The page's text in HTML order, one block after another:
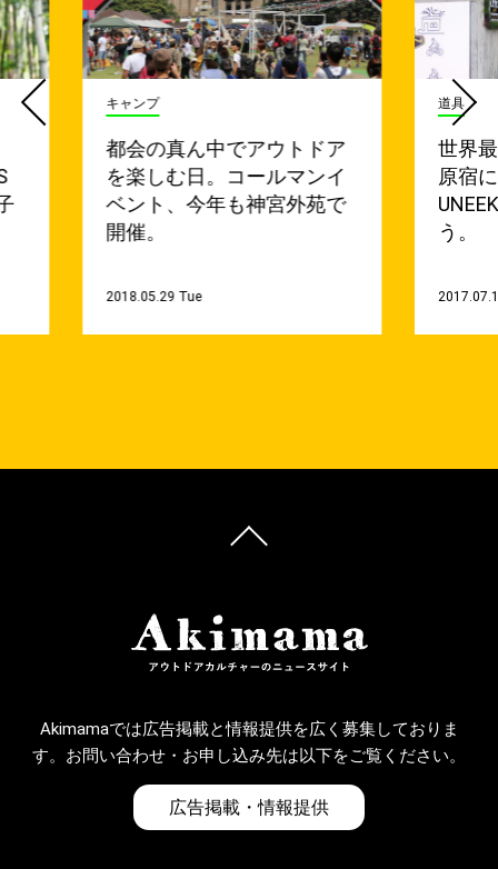
キャンプ
都会の真ん中でアウトドア
を楽しむ日。コールマンイ
ベント、今年も神宮外苑で
開催。
2018.05.29 Tue
道具
世界
原宿
う。
Akimamaでは広告掲載と情報提供を広く募集しておりま
す。お問い合わせ・お申し込み先は以下をご覧ください。
広告掲載・情報提供